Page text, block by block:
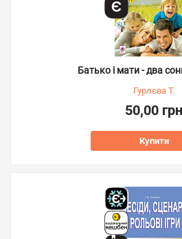
Батько і мати - два
Гурлєва Т.
50,00 грн
Купити